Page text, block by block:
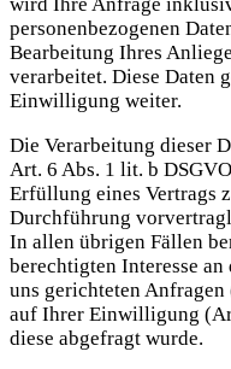
personenbezogenen
Bearbeitung Ihres
verarbeitet. Diese Daten
Einwilligung weiter.
Die Verarbeitung dieser
Art. 6 Abs. 1 lit. b
Erfüllung eines Vertrags
Durchführung
In allen übrigen Fällen
berechtigten Interesse
uns gerichteten
auf Ihrer Einwilligung
diese abgefragt wurde.